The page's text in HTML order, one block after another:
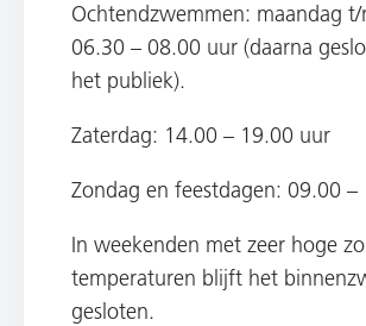
Ochtendzwemmen: maandag
06.30 – 08.00 uur (daarna
het publiek).
Zaterdag: 14.00 – 19.00 uur
Zondag en feestdagen: 09.00
In weekenden met zeer hoge
temperaturen blijft het
gesloten.